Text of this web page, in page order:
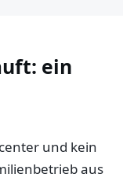
ein
und kein
aus